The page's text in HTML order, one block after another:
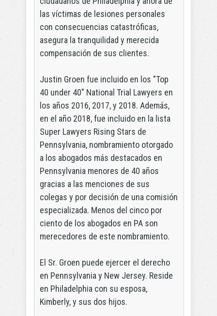
las víctimas de lesiones personales
con consecuencias catastróficas,
asegura la tranquilidad y merecida
compensación de sus clientes.
Justin Groen fue incluido en los "Top
40 under 40" National Trial Lawyers en
los años 2016, 2017, y 2018. Además,
en el año 2018, fue incluido en la lista
Super Lawyers Rising Stars de
Pennsylvania, nombramiento otorgado
a los abogados más destacados en
Pennsylvania menores de 40 años
gracias a las menciones de sus
colegas y por decisión de una comisión
especializada. Menos del cinco por
ciento de los abogados en PA son
merecedores de este nombramiento.
El Sr. Groen puede ejercer el derecho
en Pennsylvania y New Jersey. Reside
en Philadelphia con su esposa,
Kimberly, y sus dos hijos.